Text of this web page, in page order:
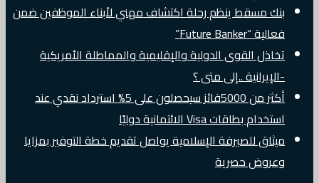
بنك مسقط ينظم رحلة اكتشاف مهني لأبناء الموظفين ضمن
فعالية “Future Banker”
تخاذل القوى الدولية والإقليمية والمماطلة الأمريكية
-الإيرانية ..إلى متى ؟
أكثر من 5000فائز سيحصلون على 5% استرداد نقدي عند
استخدام بطاقات Visa الائتمانية دوليًا
ميثاق للصيرفة الإسلامية يواصل تقديم خطة التوفير بمزايا
وعروض حصرية